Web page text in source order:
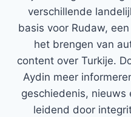
verschillende
basis voor Rudaw,
het brengen van
content over Turkije.
Aydin meer
geschiedenis,
leidend door